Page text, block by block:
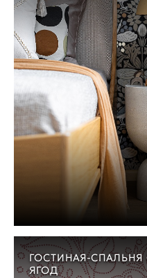
ГОСТИНАЯ-
ЯГОД